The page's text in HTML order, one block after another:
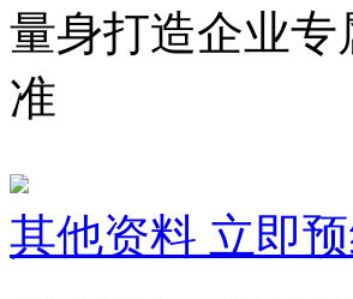
量身打造企业
准
其他资料 立即